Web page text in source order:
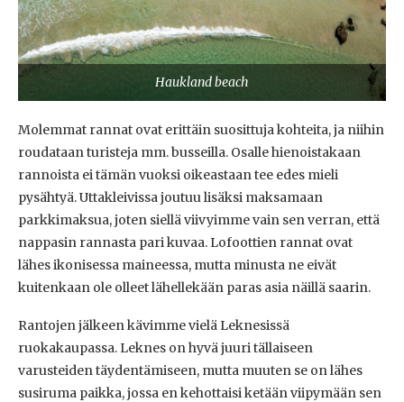
Haukland beach
Molemmat rannat ovat erittäin suosittuja kohteita, ja niihin
roudataan turisteja mm. busseilla. Osalle hienoistakaan
rannoista ei tämän vuoksi oikeastaan tee edes mieli
pysähtyä. Uttakleivissa joutuu lisäksi maksamaan
parkkimaksua, joten siellä viivyimme vain sen verran, että
nappasin rannasta pari kuvaa. Lofoottien rannat ovat
lähes ikonisessa maineessa, mutta minusta ne eivät
kuitenkaan ole olleet lähellekään paras asia näillä saarin.
Rantojen jälkeen kävimme vielä Leknesissä
ruokakaupassa. Leknes on hyvä juuri tällaiseen
varusteiden täydentämiseen, mutta muuten se on lähes
susiruma paikka, jossa en kehottaisi ketään viipymään sen